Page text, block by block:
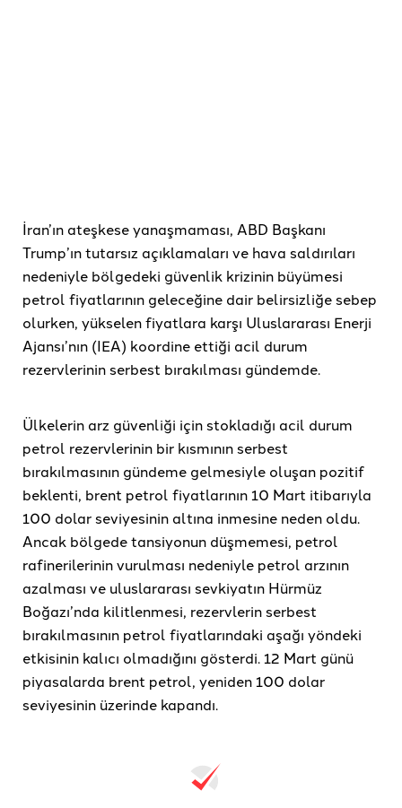
İran’ın ateşkese yanaşmaması, ABD Başkanı
Trump’ın tutarsız açıklamaları ve hava saldırıları
nedeniyle bölgedeki güvenlik krizinin büyümesi
petrol fiyatlarının geleceğine dair belirsizliğe sebep
olurken, yükselen fiyatlara karşı Uluslararası Enerji
Ajansı’nın (IEA) koordine ettiği acil durum
rezervlerinin serbest bırakılması gündemde.
Ülkelerin arz güvenliği için stokladığı acil durum
petrol rezervlerinin bir kısmının serbest
bırakılmasının gündeme gelmesiyle oluşan pozitif
beklenti, brent petrol fiyatlarının 10 Mart itibarıyla
100 dolar seviyesinin altına inmesine neden oldu.
Ancak bölgede tansiyonun düşmemesi, petrol
rafinerilerinin vurulması nedeniyle petrol arzının
azalması ve uluslararası sevkiyatın Hürmüz
Boğazı’nda kilitlenmesi, rezervlerin serbest
bırakılmasının petrol fiyatlarındaki aşağı yöndeki
etkisinin kalıcı olmadığını gösterdi. 12 Mart günü
piyasalarda brent petrol, yeniden 100 dolar
seviyesinin üzerinde kapandı.